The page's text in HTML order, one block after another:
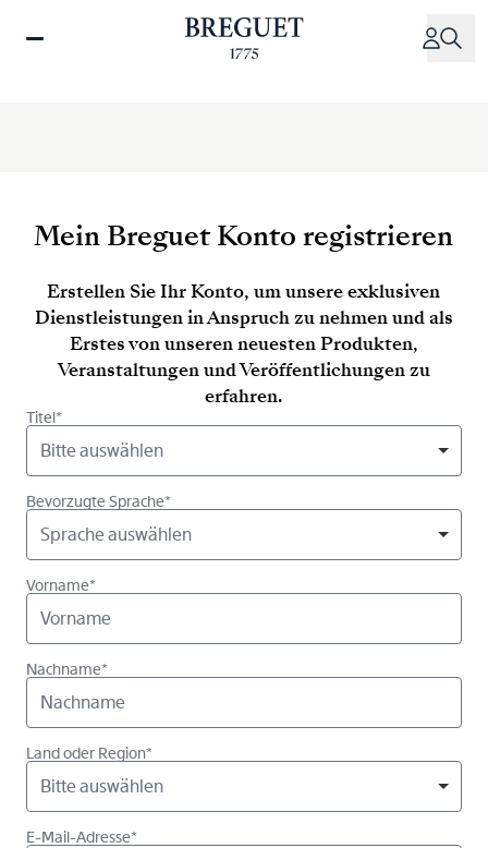
zum
Mein Breguet Konto registrieren
Erstellen Sie Ihr Konto, um unsere exklusiven
Dienstleistungen in Anspruch zu nehmen und als
Erstes von unseren neuesten Produkten,
Veranstaltungen und Veröffentlichungen zu
erfahren.
Titel*
Bitte auswählen
Bevorzugte Sprache*
Sprache auswählen
Vorname*
Nachname*
Land oder Region*
Bitte auswählen
E-Mail-Adresse*